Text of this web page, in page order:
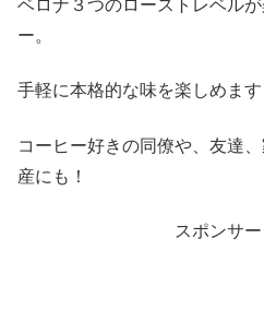
ベロナ３つのローストレベル
ー。
手軽に本格的な味を楽しめます
コーヒー好きの同僚や、友達
産にも！
スポンサ